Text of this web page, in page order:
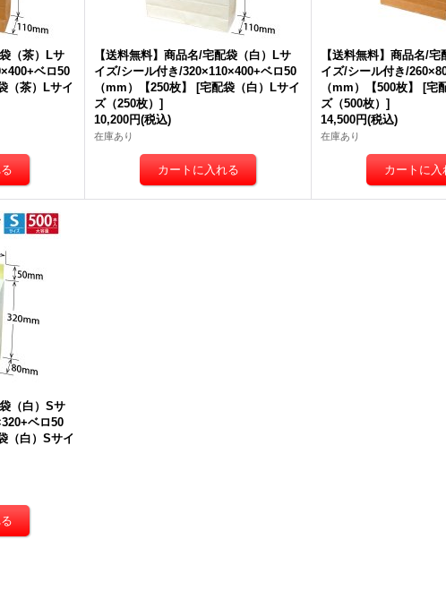
]
m）【宅配100サイズ、海外発
カートン（K5/W）、厚さ8m
m】【送料別】
310円 (税込)
（茶）Lサ
ベロ50
（茶）Lサイ
【送料無料】商品名/宅配袋（白）Lサ
イズ/シール付き/320×110×400+ベロ50
（mm）【250枚】
[宅配袋（白）Lサイ
ズ（250枚）]
10,200円(税込)
在庫あり
【送料無料】商品名/
イズ/シール付き/
（mm）【500枚】
[宅
ズ（500枚）]
14,500円(税込)
在庫あり
（白）Sサ
ベロ50
（白）Sサイ